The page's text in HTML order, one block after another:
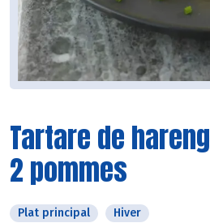
Tartare de
2 pommes
Plat principal Hiver